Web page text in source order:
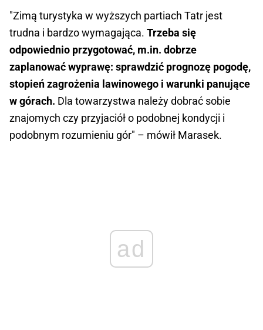
"Zimą turystyka w wyższych partiach Tatr jest
trudna i bardzo wymagająca. Trzeba się
odpowiednio przygotować, m.in. dobrze
zaplanować wyprawę: sprawdzić prognozę pogodę,
stopień zagrożenia lawinowego i warunki panujące
w górach. Dla towarzystwa należy dobrać sobie
znajomych czy przyjaciół o podobnej kondycji i
podobnym rozumieniu gór" – mówił Marasek.
ad